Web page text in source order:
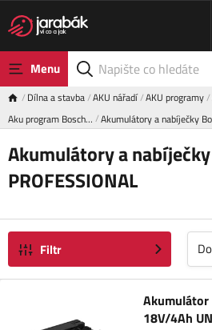
Menu
Dílna a stavba AKU nářadí AKU programy
Aku program Bosch… Akumulátory a nabíječky
Akumulátory a
PROFESSIONAL
Filtr
Akumulátor
18V/4Ah